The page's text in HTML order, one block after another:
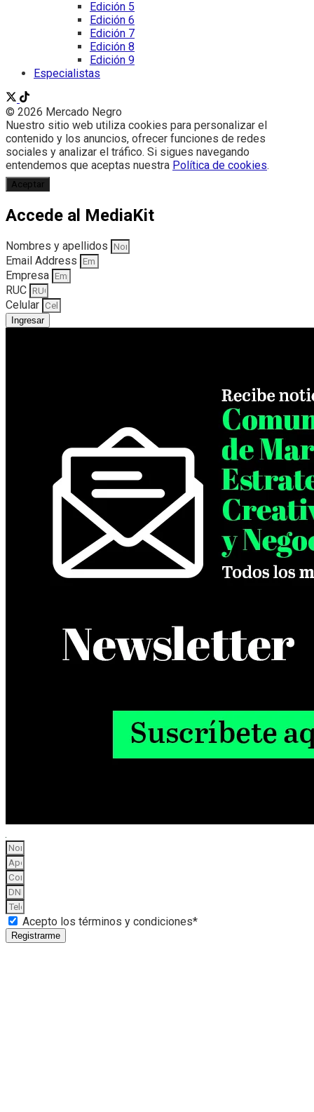
Edición 5
Edición 6
Edición 7
Edición 8
Edición 9
Especialistas
© 2026 Mercado Negro
Nuestro sitio web utiliza cookies para personalizar el
contenido y los anuncios, ofrecer funciones de redes
sociales y analizar el tráfico. Si sigues navegando
entendemos que aceptas nuestra Política de cookies.
Aceptar
Accede al MediaKit
Nombres y apellidos
Email Address
Empresa
RUC
Celular
Ingresar
Acepto los términos y condiciones*
Registrarme